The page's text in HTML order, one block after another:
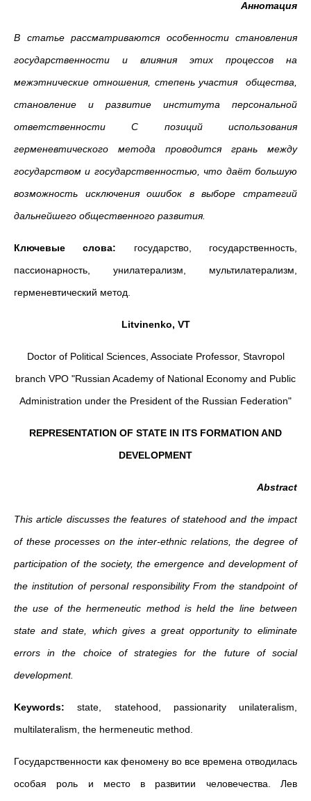
Аннотация
В статье рассматриваются особенности становления
государственности и влияния этих процессов на
межэтнические отношения, степень участия общества,
становление и развитие института персональной
ответственности С позиций использования
герменевтического метода проводится грань между
государством и государственностью, что даёт большую
возможность исключения ошибок в выборе стратегий
дальнейшего общественного развития.
Ключевые слова: государство, государственность,
пассионарность, унилатерализм, мультилатерализм,
герменевтический метод.
Litvinenko, VT
Doctor of Political Sciences, Associate Professor, Stavropol
branch VPO "Russian Academy of National Economy and Public
Administration under the President of the Russian Federation"
REPRESENTATION OF STATE IN ITS FORMATION AND
DEVELOPMENT
Abstract
This article discusses the features of statehood and the impact
of these processes on the inter-ethnic relations, the degree of
participation of the society, the emergence and development of
the institution of personal responsibility From the standpoint of
the use of the hermeneutic method is held the line between
state and state, which gives a great opportunity to eliminate
errors in the choice of strategies for the future of social
development.
Keywords: state, statehood, passionarity unilateralism,
multilateralism, the hermeneutic method.
Государственности как феномену во все времена отводилась
особая роль и место в развитии человечества. Лев